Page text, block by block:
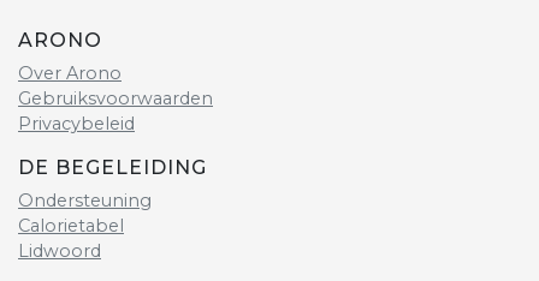
ARONO
Over Arono
Gebruiksvoorwaarden
Privacybeleid
DE BEGELEIDING
Ondersteuning
Calorietabel
Lidwoord